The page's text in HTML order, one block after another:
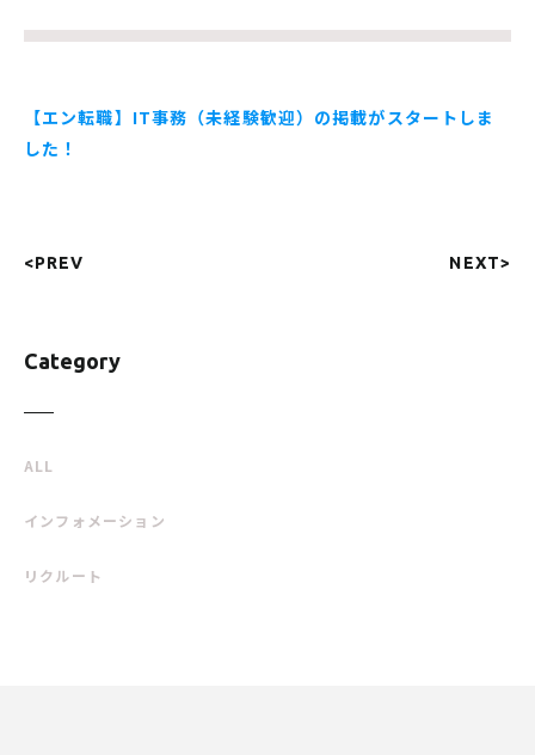
【エン転職】IT事務（未経験歓迎）の掲載がスタートしま
した！
<PREV NEXT>
Category
ALL
インフォメーション
リクルート